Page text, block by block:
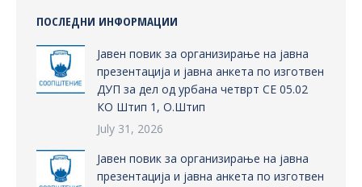
ПОСЛЕДНИ ИНФОРМАЦИИ
Јавен повик за организирање на јавна
презентација и јавна анкета по изготвен
ДУП за дел од урбана четврт СЕ 05.02
КО Штип 1, О.Штип
July 31, 2026
Јавен повик за организирање на јавна
презентација и јавна анкета по изготвен